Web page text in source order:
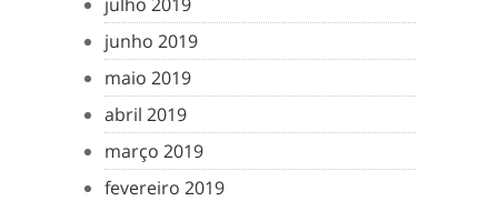
junho 2019
maio 2019
abril 2019
março 2019
fevereiro 2019